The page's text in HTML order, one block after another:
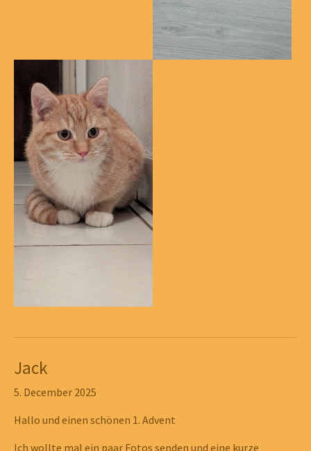
Show larger version
Jack
5. December 2025
Hallo und einen schönen 1. Advent
Ich wollte mal ein paar Fotos senden und eine kurze